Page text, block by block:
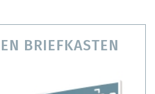
BRIEFKASTEN